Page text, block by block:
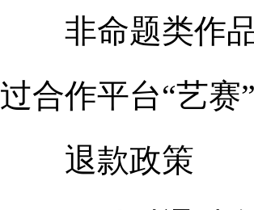
非命题类作品
过合作平台“艺赛
退款政策